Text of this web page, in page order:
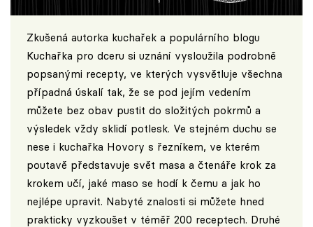
Zkušená autorka kuchařek a populárního blogu
Kuchařka pro dceru si uznání vysloužila podrobně
popsanými recepty, ve kterých vysvětluje všechna
případná úskalí tak, že se pod jejím vedením
můžete bez obav pustit do složitých pokrmů a
výsledek vždy sklidí potlesk. Ve stejném duchu se
nese i kuchařka Hovory s řezníkem, ve kterém
poutavě představuje svět masa a čtenáře krok za
krokem učí, jaké maso se hodí k čemu a jak ho
nejlépe upravit. Nabyté znalosti si můžete hned
prakticky vyzkoušet v téměř 200 receptech. Druhé